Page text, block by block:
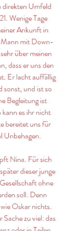
direkten Umfeld
Wenige Tage
Ankunft in
Mann mit Down-
über meinen
dass er uns den
Er lacht auffällig
sonst, und ist so
Begleitung ist
es ihr nicht
bereitet uns für
Unbehagen.
Nina. Für sich
dieser junge
ohne
soll. Denn
Oskar nichts.
Sache zu viel: das